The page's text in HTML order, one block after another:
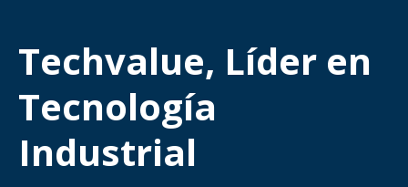
Techvalue, Líder en
Tecnología
Industrial